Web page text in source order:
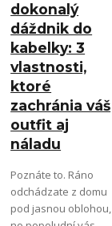
dokonalý
dáždnik do
kabelky: 3
vlastnosti,
ktoré
zachránia váš
outfit aj
náladu
Poznáte to. Ráno
odchádzate z domu
pod jasnou oblohou,